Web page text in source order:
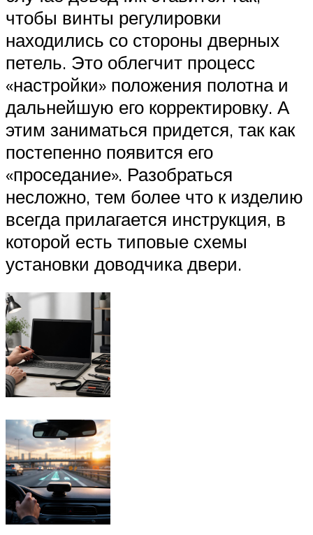
чтобы винты регулировки
находились со стороны дверных
петель. Это облегчит процесс
«настройки» положения полотна и
дальнейшую его корректировку. А
этим заниматься придется, так как
постепенно появится его
«проседание». Разобраться
несложно, тем более что к изделию
всегда прилагается инструкция, в
которой есть типовые схемы
установки доводчика двери.